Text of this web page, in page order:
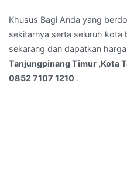
–
WA
Kami
:
0852
Khusus Bagi Anda yang
sekitarnya serta seluruh kota
sekarang dan dapatkan
Tanjungpinang Timur ,Kota
0852 7107 1210 .